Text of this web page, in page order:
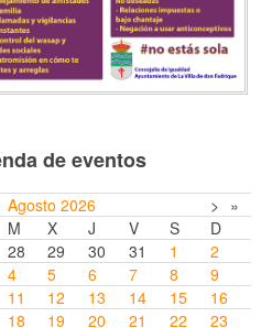
de eventos
Agosto 2026 > »
M X J V S
D
28 29 30 31 1
2
4 5 6 7 8
9
11 12 13 14 15
16
18 19 20 21 22
23